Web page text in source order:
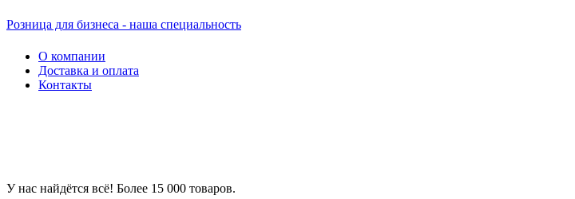
Розница для бизнеса - наша специальность
О компании
Доставка и оплата
Контакты
У нас найдётся всё! Более 15 000 товаров.